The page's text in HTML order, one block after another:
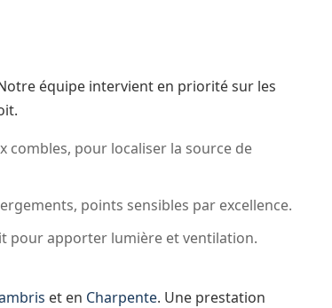
équipe intervient en priorité sur les
combles, pour localiser la source de
points sensibles par excellence.
pour apporter lumière et ventilation.
et en Charpente. Une prestation